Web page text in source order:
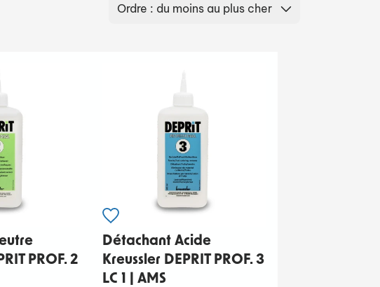
PROF. 2
Détachant Acide
Kreussler DEPRIT PROF. 3
LC 1 | AMS